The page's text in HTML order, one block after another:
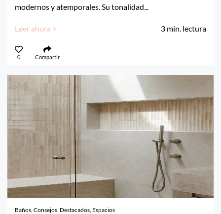
modernos y atemporales. Su tonalidad...
Leer ahora > 3 min. lectura
0 Compartir
Baños, Consejos, Destacados, Espacios